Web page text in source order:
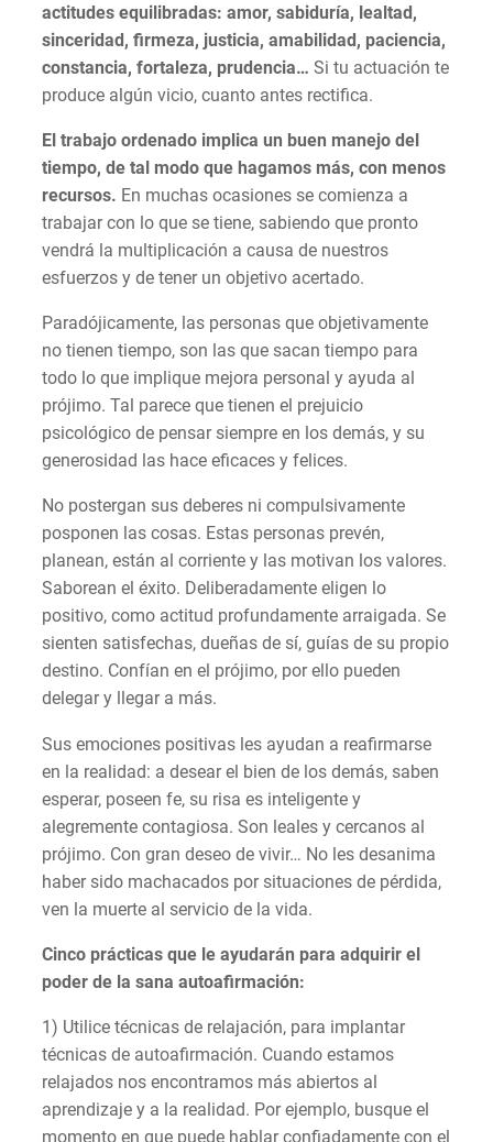
actitudes equilibradas: amor, sabiduría, lealtad,
sinceridad, firmeza, justicia, amabilidad, paciencia,
constancia, fortaleza, prudencia… Si tu actuación te
produce algún vicio, cuanto antes rectifica.
El trabajo ordenado implica un buen manejo del
tiempo, de tal modo que hagamos más, con menos
recursos. En muchas ocasiones se comienza a
trabajar con lo que se tiene, sabiendo que pronto
vendrá la multiplicación a causa de nuestros
esfuerzos y de tener un objetivo acertado.
Paradójicamente, las personas que objetivamente
no tienen tiempo, son las que sacan tiempo para
todo lo que implique mejora personal y ayuda al
prójimo. Tal parece que tienen el prejuicio
psicológico de pensar siempre en los demás, y su
generosidad las hace eficaces y felices.
No postergan sus deberes ni compulsivamente
posponen las cosas. Estas personas prevén,
planean, están al corriente y las motivan los valores.
Saborean el éxito. Deliberadamente eligen lo
positivo, como actitud profundamente arraigada. Se
sienten satisfechas, dueñas de sí, guías de su propio
destino. Confían en el prójimo, por ello pueden
delegar y llegar a más.
Sus emociones positivas les ayudan a reafirmarse
en la realidad: a desear el bien de los demás, saben
esperar, poseen fe, su risa es inteligente y
alegremente contagiosa. Son leales y cercanos al
prójimo. Con gran deseo de vivir… No les desanima
haber sido machacados por situaciones de pérdida,
ven la muerte al servicio de la vida.
Cinco prácticas que le ayudarán para adquirir el
poder de la sana autoafirmación:
1) Utilice técnicas de relajación, para implantar
técnicas de autoafirmación. Cuando estamos
relajados nos encontramos más abiertos al
aprendizaje y a la realidad. Por ejemplo, busque el
momento en que puede hablar confiadamente con el